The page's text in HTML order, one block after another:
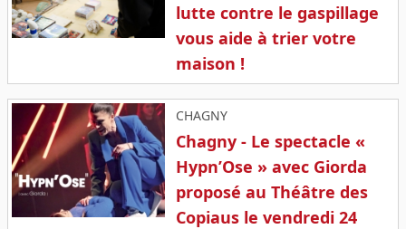
lutte contre le gaspillage
vous aide à trier votre
maison !
CHAGNY
Chagny - Le spectacle «
Hypn’Ose » avec Giorda
proposé au Théâtre des
Copiaus le vendredi 24